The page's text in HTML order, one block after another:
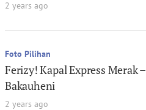
2 years ago
Foto Pilihan
Ferizy! Kapal Express Merak –
Bakauheni
2 years ago